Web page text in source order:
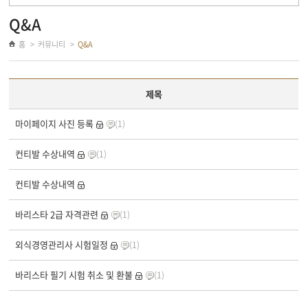
Q&A
홈 커뮤니티 Q&A
제목
마이페이지 사진 등록 (1)
컨티발 수상내역 (1)
컨티발 수상내역
바리스타 2급 자격관련 (1)
외식경영관리사 시험일정 (1)
바리스타 필기 시험 취소 및 환불 (1)